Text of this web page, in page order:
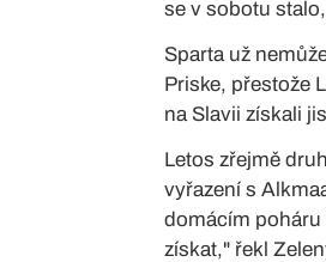
se v sobotu
Sparta už
Priske, přestože
na Slavii získali
Letos zřejmě
vyřazení s
domácím poháru
získat," řekl